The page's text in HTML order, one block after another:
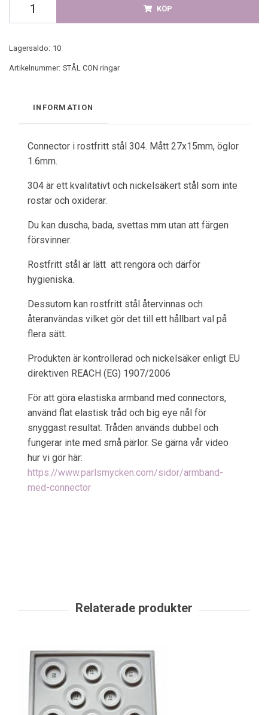
KÖP
Lagersaldo: 10
Artikelnummer: STÅL CON ringar
INFORMATION
Connector i rostfritt stål 304. Mått 27x15mm, öglor
1.6mm.
304 är ett kvalitativt och nickelsäkert stål som inte
rostar och oxiderar.
Du kan duscha, bada, svettas mm utan att färgen
försvinner.
Rostfritt stål är lätt att rengöra och därför
hygieniska.
Dessutom kan rostfritt stål återvinnas och
återanvändas vilket gör det till ett hållbart val på
flera sätt.
Produkten är kontrollerad och nickelsäker enligt EU
direktiven REACH (EG) 1907/2006
För att göra elastiska armband med connectors,
använd flat elastisk tråd och big eye nål för
snyggast resultat. Tråden används dubbel och
fungerar inte med små pärlor. Se gärna vår video
hur vi gör här:
https://www.parlsmycken.com/sidor/armband-
med-connector